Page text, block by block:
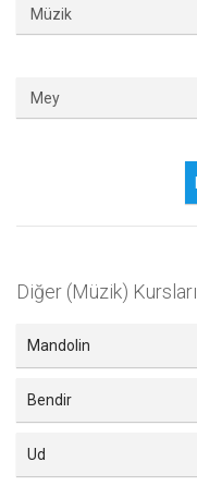
Diğer (Müzik) Kursları
Mandolin
Bendir
Ud